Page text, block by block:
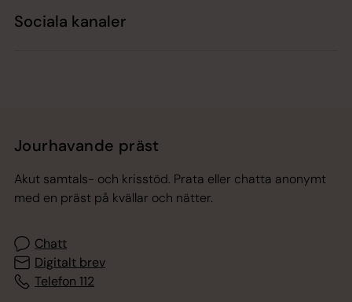
Sociala kanaler
Jourhavande präst
Akut samtals- och krisstöd. Prata eller chatta anonymt
med en präst på kvällar och nätter.
Chatt
Digitalt brev
Telefon 112